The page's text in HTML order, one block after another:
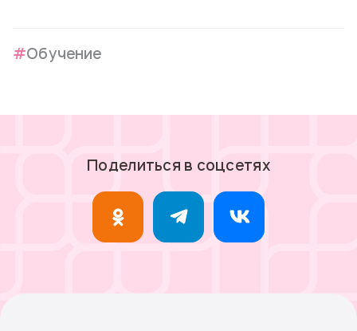
Обучение
Поделиться в соцсетях